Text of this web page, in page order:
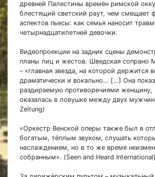
древней Палестины времён римской
блестящий светский раут, чем смещает
аспектов пьесы: как семья наносит
четырнадцатилетней девочки.
Видеопроекции на задник сцены
планы лиц и жестов. Шведская сопрано
– «главная звезда, на которой держится
драматически и вокально… […] Она
раздираемую противоречиями женщину,
оказалась в ловушке между двух
Zeitung)
«Оркестр Венской оперы также был в
богатым, тёплым звуком, слушать
наслаждением, но в то же время
собранным». (Seen and Heard International)